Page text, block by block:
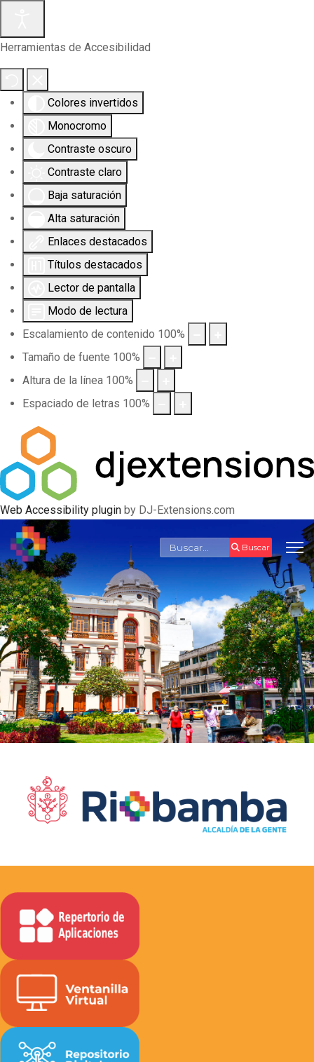
Herramientas de Accesibilidad
Colores invertidos
Monocromo
Contraste oscuro
Contraste claro
Baja saturación
Alta saturación
Enlaces destacados
Títulos destacados
Lector de pantalla
Modo de lectura
Escalamiento de contenido 100%
Tamaño de fuente 100%
Altura de la línea 100%
Espaciado de letras 100%
Web Accessibility plugin by DJ-Extensions.com
Buscar Buscar